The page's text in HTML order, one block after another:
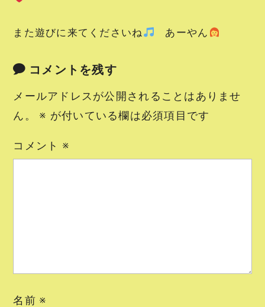
また遊びに来てくださいね あーやん
コメントを残す
メールアドレスが公開されることはありませ
ん。
※ が付いている欄は必須項目です
コメント ※
名前 ※